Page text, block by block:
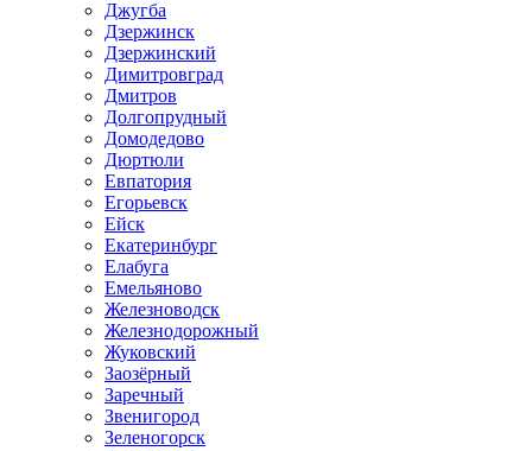
Джугба
Дзержинск
Дзержинский
Димитровград
Дмитров
Долгопрудный
Домодедово
Дюртюли
Евпатория
Егорьевск
Ейск
Екатеринбург
Елабуга
Емельяново
Железноводск
Железнодорожный
Жуковский
Заозёрный
Заречный
Звенигород
Зеленогорск